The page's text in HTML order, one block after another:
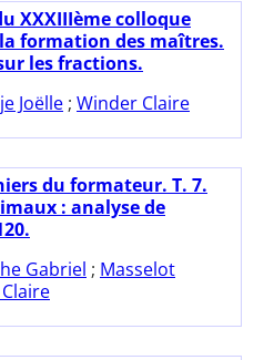
XXXIIIème colloque
la formation des maîtres.
les fractions.
Joëlle ; Winder Claire
du formateur. T. 7.
: analyse de
Gabriel ; Masselot